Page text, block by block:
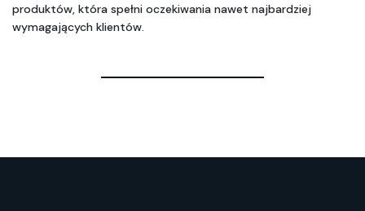
produktów, która spełni oczekiwania nawet najbardziej
wymagających klientów.